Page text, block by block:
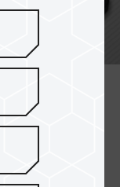
32 GB,
und